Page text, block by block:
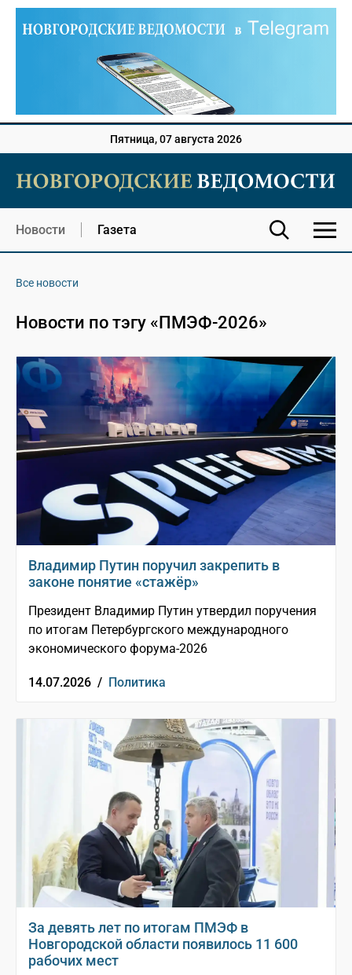
Пятница, 07 августа 2026
Новости Газета
Все новости
Новости по тэгу «ПМЭФ-2026»
Владимир Путин поручил закрепить в
законе понятие «стажёр»
Президент Владимир Путин утвердил поручения
по итогам Петербургского международного
экономического форума-2026
14.07.2026 / Политика
За девять лет по итогам ПМЭФ в
Новгородской области появилось 11 600
рабочих мест